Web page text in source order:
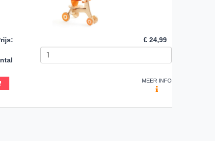
: € 24,99
MEER INFO